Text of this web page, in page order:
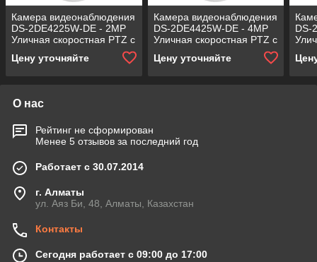
Камера видеонаблюдения
DS-2DE4225W-DE - 2MP
Уличная скоростная PTZ с
25-х кратным оптическим
зуммом.
Цену уточняйте
Камера видеонаблюдения
DS-2DE4425W-DE - 4MP
Уличная скоростная PTZ с
25-х кратным оптическим
зуммом.
Цену уточняйте
DS-
О нас
Рейтинг не сформирован
Менее 5 отзывов за последний год
Работает с 30.07.2014
г. Алматы
ул. Аяз Би, 48, Алматы, Казахстан
Контакты
Сегодня работает с 09:00 до 17:00